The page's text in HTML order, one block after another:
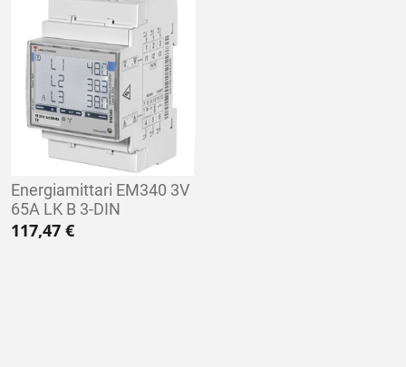
Energiamittari EM340 3V
65A LK B 3-DIN
117,47 €